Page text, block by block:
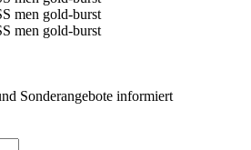
Sonderangebote informiert